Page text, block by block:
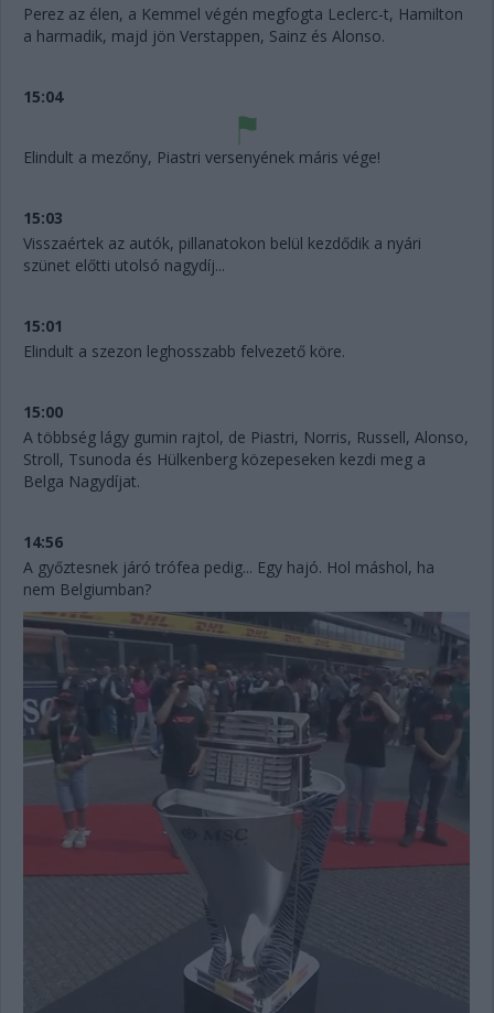
Perez az élen, a Kemmel végén megfogta Leclerc-t, Hamilton
a harmadik, majd jön Verstappen, Sainz és Alonso.
15:04
Elindult a mezőny, Piastri versenyének máris vége!
15:03
Visszaértek az autók, pillanatokon belül kezdődik a nyári
szünet előtti utolsó nagydíj...
15:01
Elindult a szezon leghosszabb felvezető köre.
15:00
A többség lágy gumin rajtol, de Piastri, Norris, Russell, Alonso,
Stroll, Tsunoda és Hülkenberg közepeseken kezdi meg a
Belga Nagydíjat.
14:56
A győztesnek járó trófea pedig... Egy hajó. Hol máshol, ha
nem Belgiumban?